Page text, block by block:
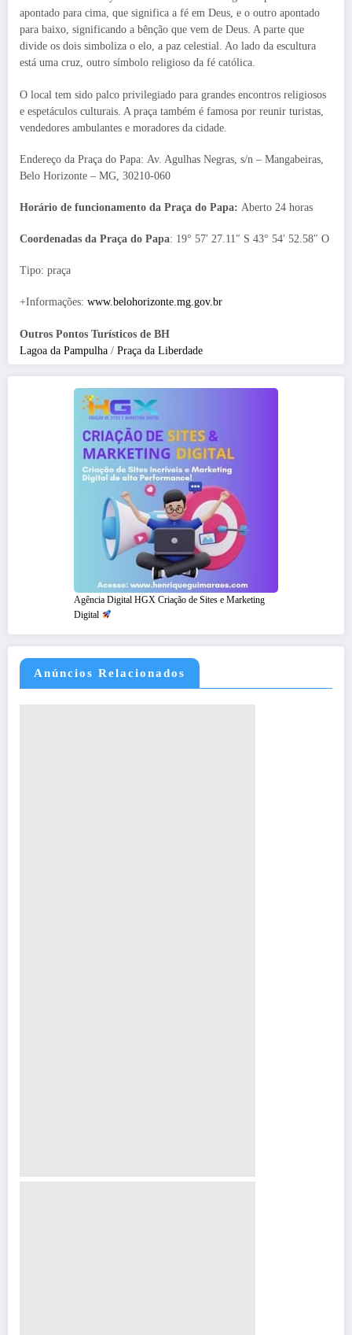
apontado para cima, que significa a fé em Deus, e o outro apontado
para baixo, significando a bênção que vem de Deus. A parte que
divide os dois simboliza o elo, a paz celestial. Ao lado da escultura
está uma cruz, outro símbolo religioso da fé católica.
O local tem sido palco privilegiado para grandes encontros religiosos
e espetáculos culturais. A praça também é famosa por reunir turistas,
vendedores ambulantes e moradores da cidade.
Endereço da Praça do Papa: Av. Agulhas Negras, s/n – Mangabeiras,
Belo Horizonte – MG, 30210-060
Horário de funcionamento da Praça do Papa: Aberto 24 horas
Coordenadas da Praça do Papa: 19° 57′ 27.11″ S 43° 54′ 52.58″ O
Tipo: praça
+Informações: www.belohorizonte.mg.gov.br
Outros Pontos Turísticos de BH
Lagoa da Pampulha / Praça da Liberdade
Agência Digital HGX Criação de Sites e Marketing
Digital
Anúncios Relacionados